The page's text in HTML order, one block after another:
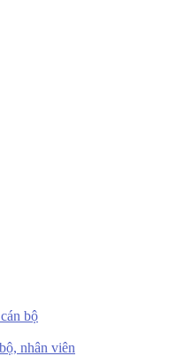
bộ
nhân viên